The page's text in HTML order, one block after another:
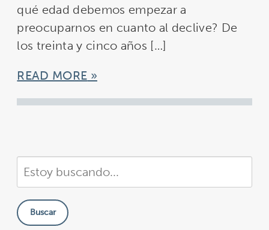
qué edad debemos empezar a
preocuparnos en cuanto al declive? De
los treinta y cinco años […]
READ MORE
Buscar
en
nuestra
sitioBuscar